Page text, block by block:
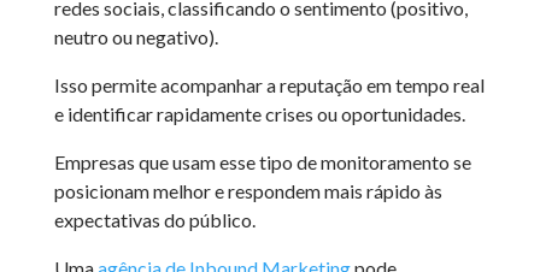
redes sociais, classificando o sentimento (positivo,
neutro ou negativo).
Isso permite acompanhar a reputação em tempo real
e identificar rapidamente crises ou oportunidades.
Empresas que usam esse tipo de monitoramento se
posicionam melhor e respondem mais rápido às
expectativas do público.